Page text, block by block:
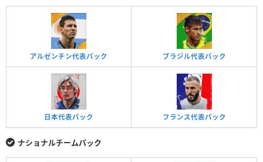
アルゼンチン代表パック ブラジル代表パック
日本代表パック フランス代表パック
ナショナルチームパック